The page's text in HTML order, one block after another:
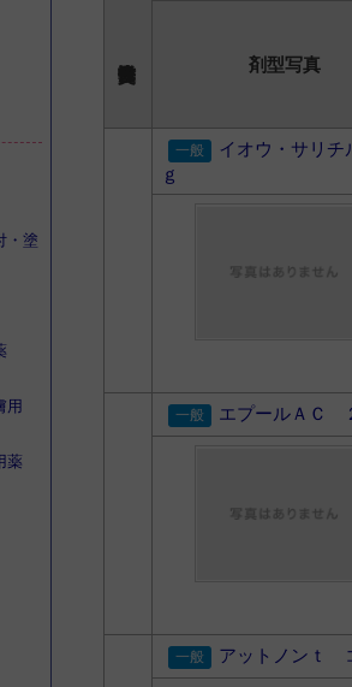
・塗
用
薬
剤型写真
イオウ・サリ
ｇ
エプールＡＣ
アットノンｔ